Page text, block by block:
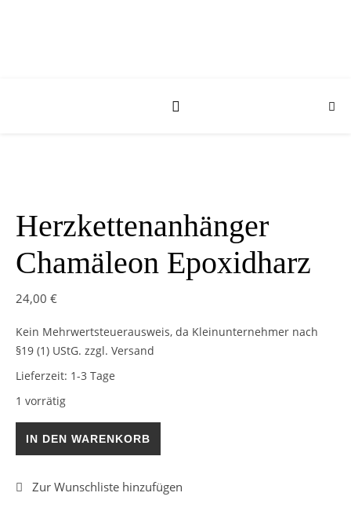
Herzkettenanhänger
Chamäleon Epoxidharz
24,00 €
Kein Mehrwertsteuerausweis, da Kleinunternehmer nach
§19 (1) UStG. zzgl. Versand
Lieferzeit: 1-3 Tage
1 vorrätig
Herzkettenanhänger Chamäleon Epoxidharz Menge
IN DEN WARENKORB